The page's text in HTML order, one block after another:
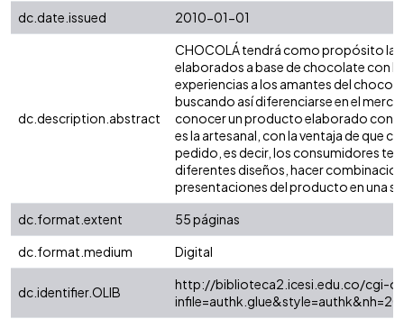
dc.date.issued
2010-01-01
dc.description.abstract
CHOCOLÁ tendrá como propósito la
elaborados a base de chocolate con
experiencias a los amantes del
buscando así diferenciarse en el
conocer un producto elaborado con
es la artesanal, con la ventaja de que
pedido, es decir, los consumidores
diferentes diseños, hacer
presentaciones del producto en una
dc.format.extent
55 páginas
dc.format.medium
Digital
dc.identifier.OLIB
http://biblioteca2.icesi.edu.co/cgi-